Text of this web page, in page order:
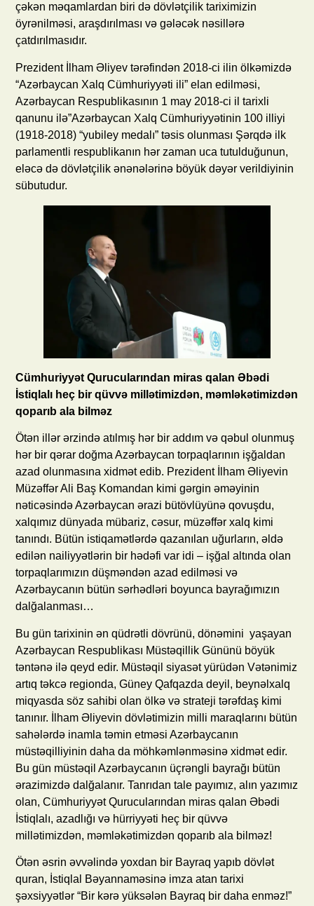
çəkən məqamlardan biri də dövlətçilik tariximizin
öyrənilməsi, araşdırılması və gələcək nəsillərə
çatdırılmasıdır.
Prezident İlham Əliyev tərəfindən 2018-ci ilin ölkəmizdə
“Azərbaycan Xalq Cümhuriyyəti ili” elan edilməsi,
Azərbaycan Respublikasının 1 may 2018-ci il tarixli
qanunu ilə”Azərbaycan Xalq Cümhuriyyətinin 100 illiyi
(1918-2018) “yubiley medalı” təsis olunması Şərqdə ilk
parlamentli respublikanın hər zaman uca tutulduğunun,
eləcə də dövlətçilik ənənələrinə böyük dəyər verildiyinin
sübutudur.
Cümhuriyyət Qurucularından miras qalan Əbədi
İstiqlalı heç bir qüvvə millətimizdən, məmləkətimizdən
qoparıb ala bilməz
Ötən illər ərzində atılmış hər bir addım və qəbul olunmuş
hər bir qərar doğma Azərbaycan torpaqlarının işğaldan
azad olunmasına xidmət edib. Prezident İlham Əliyevin
Müzəffər Ali Baş Komandan kimi gərgin əməyinin
nəticəsində Azərbaycan ərazi bütövlüyünə qovuşdu,
xalqımız dünyada mübariz, cəsur, müzəffər xalq kimi
tanındı. Bütün istiqamətlərdə qazanılan uğurların, əldə
edilən nailiyyətlərin bir hədəfi var idi – işğal altında olan
torpaqlarımızın düşməndən azad edilməsi və
Azərbaycanın bütün sərhədləri boyunca bayrağımızın
dalğalanması…
Bu gün tarixinin ən qüdrətli dövrünü, dönəmini yaşayan
Azərbaycan Respublikası Müstəqillik Gününü böyük
təntənə ilə qeyd edir. Müstəqil siyasət yürüdən Vətənimiz
artıq təkcə regionda, Güney Qafqazda deyil, beynəlxalq
miqyasda söz sahibi olan ölkə və strateji tərəfdaş kimi
tanınır. İlham Əliyevin dövlətimizin milli maraqlarını bütün
sahələrdə inamla təmin etməsi Azərbaycanın
müstəqilliyinin daha da möhkəmlənməsinə xidmət edir.
Bu gün müstəqil Azərbaycanın üçrəngli bayrağı bütün
ərazimizdə dalğalanır. Tanrıdan tale payımız, alın yazımız
olan, Cümhuriyyət Qurucularından miras qalan Əbədi
İstiqlalı, azadlığı və hürriyyəti heç bir qüvvə
millətimizdən, məmləkətimizdən qoparıb ala bilməz!
Ötən əsrin əvvəlində yoxdan bir Bayraq yapıb dövlət
quran, İstiqlal Bəyannaməsinə imza atan tarixi
şəxsiyyətlər “Bir kərə yüksələn Bayraq bir daha enməz!”